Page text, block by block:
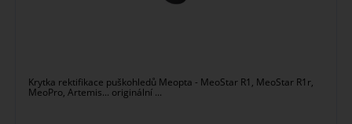
Krytka rektifikace puškohledů Meopta - MeoStar R1, MeoStar R1r,
MeoPro, Artemis... originální ...